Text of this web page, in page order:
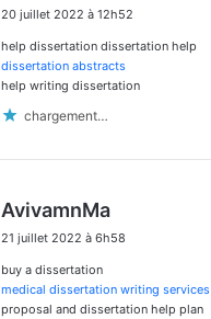
t
20 juillet 2022 à 12h52
help dissertation dissertation help
dissertation abstracts
help writing dissertation
chargement…
AvivamnMa
t
:
21 juillet 2022 à 6h58
buy a dissertation
medical dissertation writing services
proposal and dissertation help plan